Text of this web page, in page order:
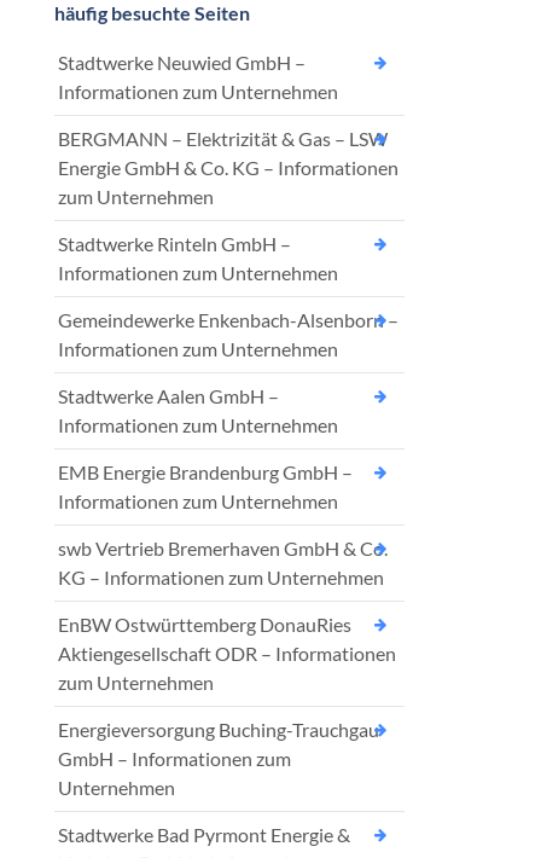
häufig besuchte Seiten
Stadtwerke Neuwied GmbH –
Informationen zum Unternehmen
BERGMANN – Elektrizität & Gas – LSW
Energie GmbH & Co. KG – Informationen
zum Unternehmen
Stadtwerke Rinteln GmbH –
Informationen zum Unternehmen
Gemeindewerke Enkenbach-Alsenborn –
Informationen zum Unternehmen
Stadtwerke Aalen GmbH –
Informationen zum Unternehmen
EMB Energie Brandenburg GmbH –
Informationen zum Unternehmen
swb Vertrieb Bremerhaven GmbH & Co.
KG – Informationen zum Unternehmen
EnBW Ostwürttemberg DonauRies
Aktiengesellschaft ODR – Informationen
zum Unternehmen
Energieversorgung Buching-Trauchgau
GmbH – Informationen zum
Unternehmen
Stadtwerke Bad Pyrmont Energie &